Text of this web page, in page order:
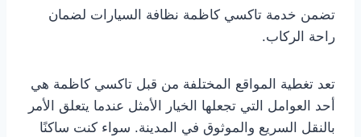
تضمن خدمة تاكسي كاظمة نظافة السيارات لضمان
راحة الركاب.
تعد تغطية المواقع المختلفة من قبل تاكسي كاظمة هي
أحد العوامل التي تجعلها الخيار الأمثل عندما يتعلق الأمر
بالنقل السريع والموثوق في المدينة. سواء كنت ساكنًا